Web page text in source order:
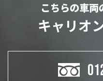
こちらの車両
キャリオ